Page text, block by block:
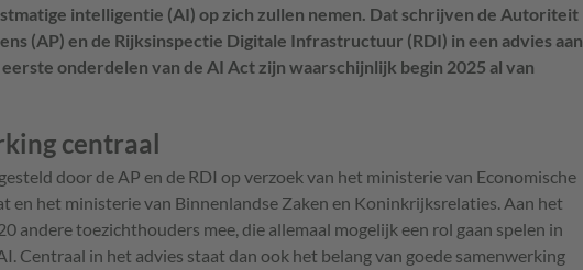
intelligentie (AI) op zich zullen nemen. Dat schrijven de Autoriteit
(AP) en de Rijksinspectie Digitale Infrastructuur (RDI) in een advies aan
onderdelen van de AI Act zijn waarschijnlijk begin 2025 al van
centraal
door de AP en de RDI op verzoek van het ministerie van Economische
en het ministerie van Binnenlandse Zaken en Koninkrijksrelaties. Aan het
andere toezichthouders mee, die allemaal mogelijk een rol gaan spelen in
Centraal in het advies staat dan ook het belang van goede samenwerking